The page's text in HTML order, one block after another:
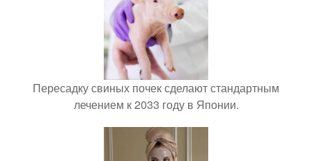
Пересадку свиных почек сделают стандартным
лечением к 2033 году в Японии.